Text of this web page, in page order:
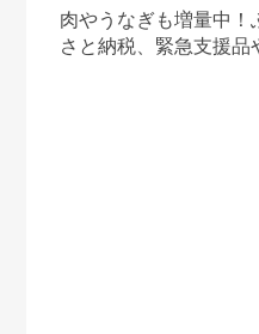
肉やうなぎも増量中！
さと納税、緊急支援品